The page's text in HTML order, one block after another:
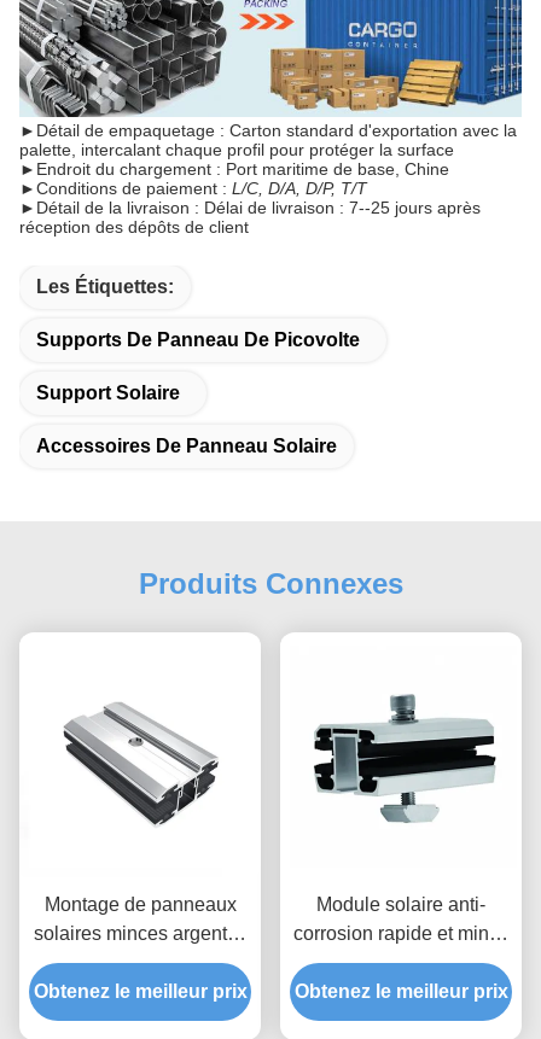
► Détail de empaquetage : Carton standard d'exportation avec la
palette, intercalant chaque profil pour protéger la surface
► Endroit du chargement : Port maritime de base, Chine
►Conditions de paiement : L/C, D/A, D/P, T/T
► Détail de la livraison : Délai de livraison : 7--25 jours après
réception des dépôts de client
Les Étiquettes:
Supports De Panneau De Picovolte
Support Solaire
Accessoires De Panneau Solaire
Produits Connexes
Montage de panneaux
solaires minces argentés
ou personnalisés
Obtenez le meilleur prix
Module solaire anti-
corrosion rapide et mince
AL 6005
Obtenez le meilleur prix